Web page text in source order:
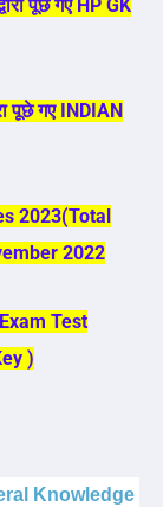
पूछे गए HP GK
पूछे गए INDIAN
2023(Total
2022
Test
)
Knowledge